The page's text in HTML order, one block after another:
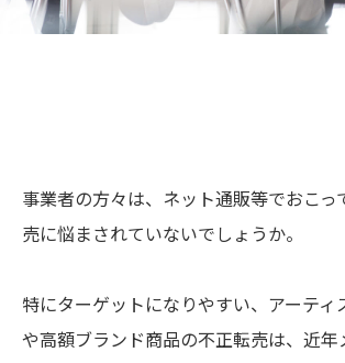
事業者の方々は、ネット通販等でおこっ
売に悩まされていないでしょうか。
特にターゲットになりやすい、アーティ
や高額ブランド商品の不正転売は、 近年